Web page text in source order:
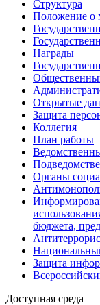
Структура
Положение о
Награды
Открытые
Защита
Коллегия
План работы
Органы
бюджета,
Защита
Доступная среда